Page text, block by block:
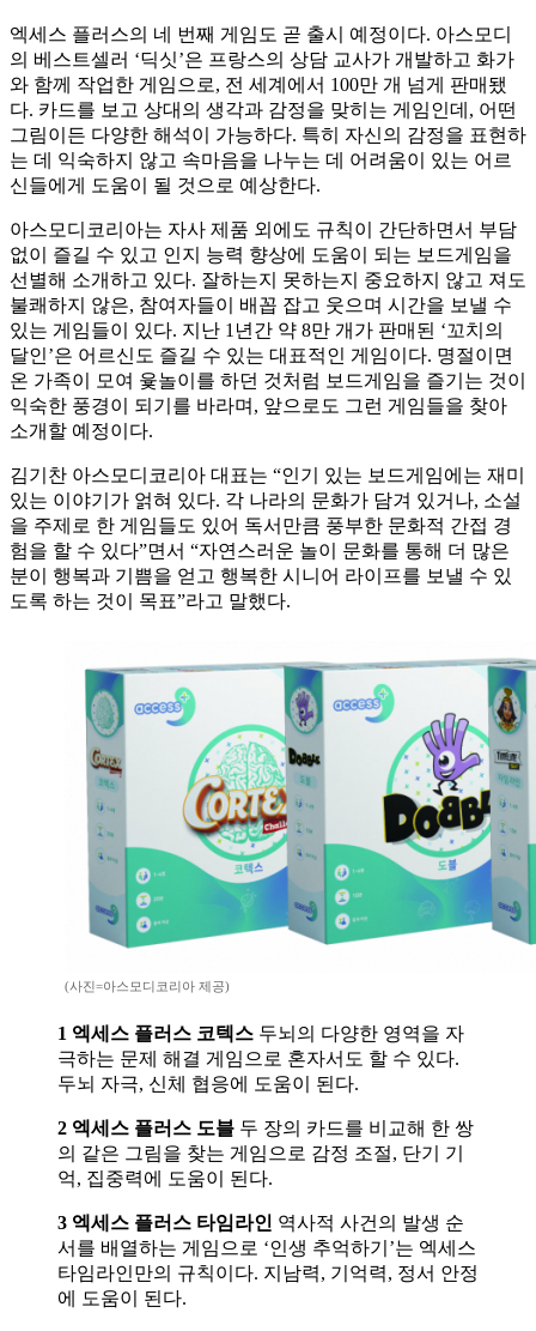
엑세스 플러스의 네 번째 게임도 곧 출시 예정이다. 아스모디
의 베스트셀러 ‘딕싯’은 프랑스의 상담 교사가 개발하고 화가
와 함께 작업한 게임으로, 전 세계에서 100만 개 넘게 판매됐
다. 카드를 보고 상대의 생각과 감정을 맞히는 게임인데, 어떤
그림이든 다양한 해석이 가능하다. 특히 자신의 감정을 표현하
는 데 익숙하지 않고 속마음을 나누는 데 어려움이 있는 어르
신들에게 도움이 될 것으로 예상한다.
아스모디코리아는 자사 제품 외에도 규칙이 간단하면서 부담
없이 즐길 수 있고 인지 능력 향상에 도움이 되는 보드게임을
선별해 소개하고 있다. 잘하는지 못하는지 중요하지 않고 져도
불쾌하지 않은, 참여자들이 배꼽 잡고 웃으며 시간을 보낼 수
있는 게임들이 있다. 지난 1년간 약 8만 개가 판매된 ‘꼬치의
달인’은 어르신도 즐길 수 있는 대표적인 게임이다. 명절이면
온 가족이 모여 윷놀이를 하던 것처럼 보드게임을 즐기는 것이
익숙한 풍경이 되기를 바라며, 앞으로도 그런 게임들을 찾아
소개할 예정이다.
김기찬 아스모디코리아 대표는 “인기 있는 보드게임에는 재미
있는 이야기가 얽혀 있다. 각 나라의 문화가 담겨 있거나, 소설
을 주제로 한 게임들도 있어 독서만큼 풍부한 문화적 간접 경
험을 할 수 있다”면서 “자연스러운 놀이 문화를 통해 더 많은
분이 행복과 기쁨을 얻고 행복한 시니어 라이프를 보낼 수 있
도록 하는 것이 목표”라고 말했다.
(사진=아스모디코리아 제공)
1 엑세스 플러스 코텍스 두뇌의 다양한 영역을 자
극하는 문제 해결 게임으로 혼자서도 할 수 있다.
두뇌 자극, 신체 협응에 도움이 된다.
2 엑세스 플러스 도블 두 장의 카드를 비교해 한 쌍
의 같은 그림을 찾는 게임으로 감정 조절, 단기 기
억, 집중력에 도움이 된다.
3 엑세스 플러스 타임라인 역사적 사건의 발생 순
서를 배열하는 게임으로 ‘인생 추억하기’는 엑세스
타임라인만의 규칙이다. 지남력, 기억력, 정서 안정
에 도움이 된다.